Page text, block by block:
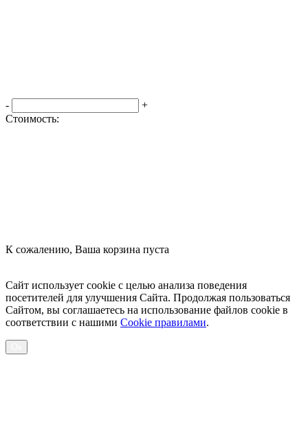
-
+
Стоимость:
К сожалению, Ваша корзина пуста
Сайт использует cookie с целью анализа поведения
посетителей для улучшения Сайта. Продолжая пользоваться
Сайтом, вы соглашаетесь на использование файлов cookie в
соответствии с нашими Cookiе правилами.